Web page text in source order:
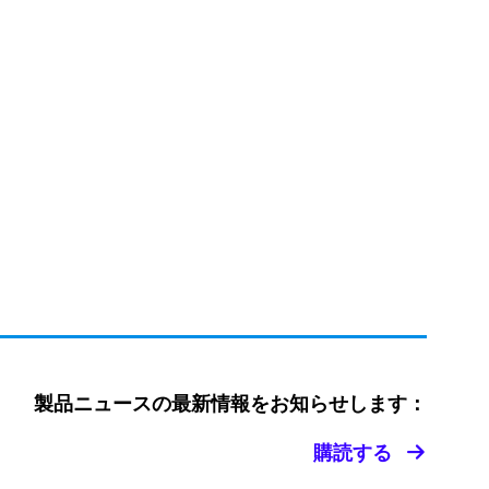
製品ニュースの最新情報をお知らせします：
購読する